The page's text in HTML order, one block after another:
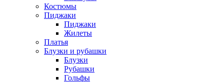
Костюмы
Пиджаки
Пиджаки
Жилеты
Платья
Блузки и рубашки
Блузки
Рубашки
Гольфы